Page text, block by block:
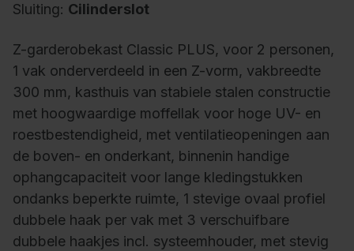
Sluiting: Cilinderslot
Z-garderobekast Classic PLUS, voor 2 personen,
1 vak onderverdeeld in een Z-vorm, vakbreedte
300 mm, kasthuis van stabiele stalen constructie
met hoogwaardige moffellak voor hoge UV- en
roestbestendigheid, met ventilatieopeningen aan
de boven- en onderkant, binnenin handige
ophangcapaciteit voor lange kledingstukken
ondanks beperkte ruimte, 1 stevige ovaal profiel
dubbele haak per vak met 3 verschuifbare
dubbele haakjes incl. systeemhouder, met stevig